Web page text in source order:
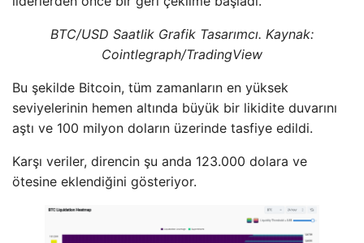
BTC/USD Saatlik Grafik Tasarımcı. Kaynak:
Cointlegraph/TradingView
Bu şekilde Bitcoin, tüm zamanların en yüksek
seviyelerinin hemen altında büyük bir likidite duvarını
aştı ve 100 milyon doların üzerinde tasfiye edildi.
Karşı veriler, direncin şu anda 123.000 dolara ve
ötesine eklendiğini gösteriyor.